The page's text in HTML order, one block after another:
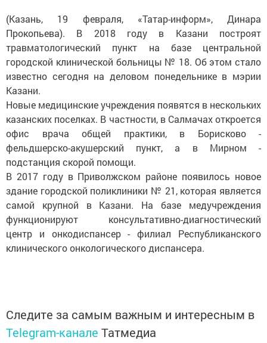
(Казань, 19 февраля, «Татар-информ», Динара
Прокопьева). В 2018 году в Казани построят
травматологический пункт на базе центральной
городской клинической больницы № 18. Об этом стало
известно сегодня на деловом понедельнике в мэрии
Казани.
Новые медицинские учреждения появятся в нескольких
казанских поселках. В частности, в Салмачах откроется
офис врача общей практики, в Борисково -
фельдшерско-акушерский пункт, а в Мирном -
подстанция скорой помощи.
В 2017 году в Приволжском районе появилось новое
здание городской поликлиники № 21, которая является
самой крупной в Казани. На базе медучреждения
функционируют консультативно-диагностический
центр и онкодиспансер - филиал Республиканского
клинического онкологического диспансера.
Следите за самым важным и интересным в
Telegram-канале Татмедиа